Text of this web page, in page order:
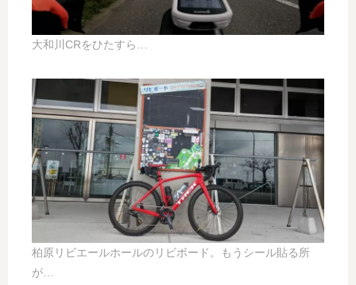
大和川CRをひたすら…
柏原リビエールホールのリビボード。もうシール貼る所
が…